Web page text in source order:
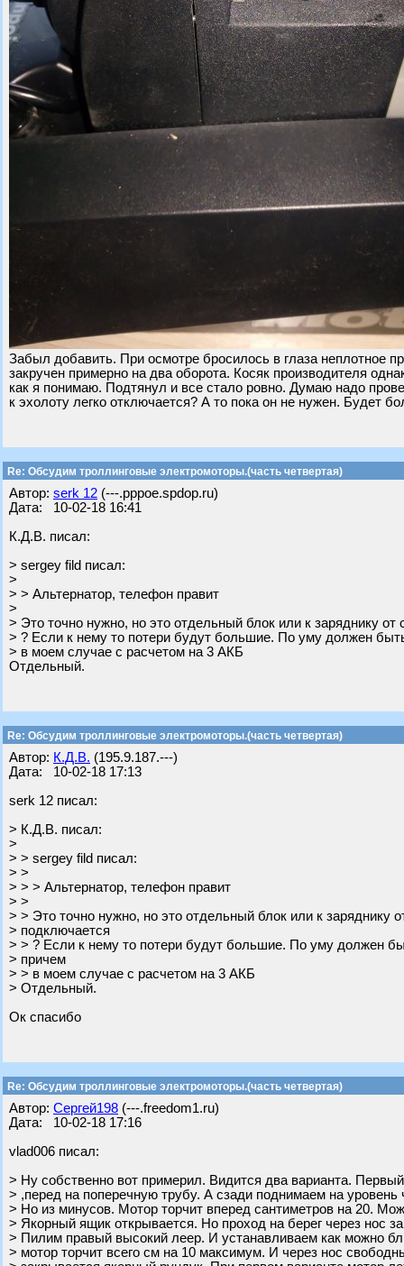
Забыл добавить. При осмотре бросилось в глаза неплотное
закручен примерно на два оборота. Косяк производителя
как я понимаю. Подтянул и все стало ровно. Думаю надо
к эхолоту легко отключается? А то пока он не нужен. Будет
Re: Обсудим троллинговые электромоторы.(часть четвертая)
Автор: serk 12 (---.pppoe.spdop.ru)
Дата: 10-02-18 16:41
К.Д.В. писал:
> sergey fild писал:
>
> > Альтернатор, телефон правит
>
> Это точно нужно, но это отдельный блок или к заряднику от
> ? Если к нему то потери будут большие. По уму должен
> в моем случае с расчетом на 3 АКБ
Отдельный.
Re: Обсудим троллинговые электромоторы.(часть четвертая)
Автор: К.Д.В. (195.9.187.---)
Дата: 10-02-18 17:13
serk 12 писал:
> К.Д.В. писал:
>
> > sergey fild писал:
> >
> > > Альтернатор, телефон правит
> >
> > Это точно нужно, но это отдельный блок или к заряднику
> подключается
> > ? Если к нему то потери будут большие. По уму должен
> причем
> > в моем случае с расчетом на 3 АКБ
> Отдельный.
Ок спасибо
Re: Обсудим троллинговые электромоторы.(часть четвертая)
Автор: Сергей198 (---.freedom1.ru)
Дата: 10-02-18 17:16
vlad006 писал:
> Ну собственно вот примерил. Видится два варианта.
> ,перед на поперечную трубу. А сзади поднимаем на уровень
> Но из минусов. Мотор торчит вперед сантиметров на 20.
> Якорный ящик открывается. Но проход на берег через нос
> Пилим правый высокий леер. И устанавливаем как можно
> мотор торчит всего см на 10 максимум. И через нос